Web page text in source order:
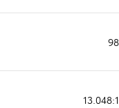
98
13.048:1